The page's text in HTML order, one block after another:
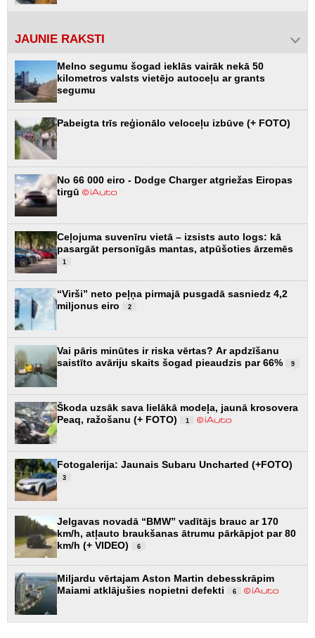
JAUNIE RAKSTI
Melno segumu šogad ieklās vairāk nekā 50
kilometros valsts vietējo autoceļu ar grants
segumu
Pabeigta trīs reģionālo veloceļu izbūve (+ FOTO)
No 66 000 eiro - Dodge Charger atgriežas Eiropas
tirgū
Ceļojuma suvenīru vietā – izsists auto logs: kā
pasargāt personīgās mantas, atpūšoties ārzemēs
1
“Virši” neto peļņa pirmajā pusgadā sasniedz 4,2
miljonus eiro
2
Vai pāris minūtes ir riska vērtas? Ar apdzīšanu
saistīto avāriju skaits šogad pieaudzis par 66%
9
Škoda uzsāk sava lielākā modeļa, jaunā krosovera
Peaq, ražošanu (+ FOTO)
1
Fotogalerija: Jaunais Subaru Uncharted (+FOTO)
3
Jelgavas novadā “BMW” vadītājs brauc ar 170
km/h, atļauto braukšanas ātrumu pārkāpjot par 80
km/h (+ VIDEO)
6
Miljardu vērtajam Aston Martin debesskrāpim
Maiami atklājušies nopietni defekti
6